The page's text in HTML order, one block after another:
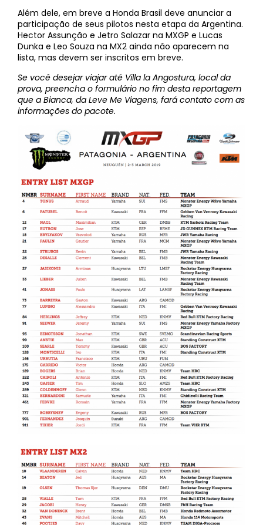
Além dele, em breve a Honda Brasil deve anunciar a
participação de seus pilotos nesta etapa da Argentina.
Hector Assunção e Jetro Salazar na MXGP e Lucas
Dunka e Leo Souza na MX2 ainda não aparecem na
lista, mas devem ser inscritos em breve.
Se você desejar viajar até Villa la Angostura, local da
prova, preencha o formulário no fim desta reportagem
que a Bianca, da Leve Me Viagens, fará contato com as
informações do pacote.